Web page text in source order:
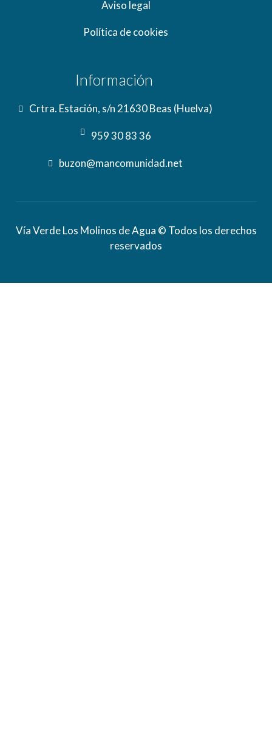
Aviso legal
Política de cookies
Información
Crtra. Estación, s/n 21630 Beas (Huelva)
959 30 83 36
buzon@mancomunidad.net
Vía Verde Los Molinos de Agua © Todos los derechos
reservados